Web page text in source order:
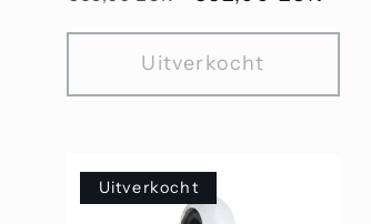
Uitverkocht
Uitverkocht